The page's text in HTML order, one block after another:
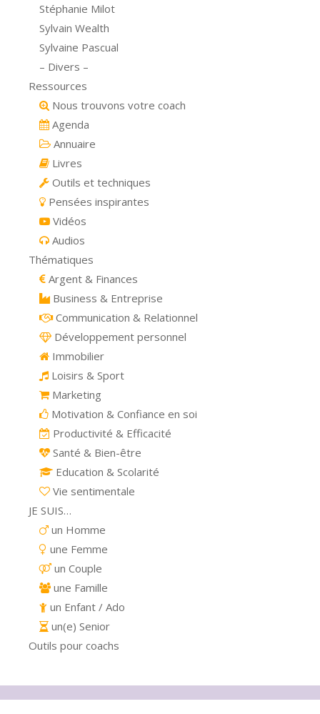
Stéphanie Milot
Sylvain Wealth
Sylvaine Pascual
– Divers –
Ressources
Nous trouvons votre coach
Agenda
Annuaire
Livres
Outils et techniques
Pensées inspirantes
Vidéos
Audios
Thématiques
Argent & Finances
Business & Entreprise
Communication & Relationnel
Développement personnel
Immobilier
Loisirs & Sport
Marketing
Motivation & Confiance en soi
Productivité & Efficacité
Santé & Bien-être
Education & Scolarité
Vie sentimentale
JE SUIS…
un Homme
une Femme
un Couple
une Famille
un Enfant / Ado
un(e) Senior
Outils pour coachs